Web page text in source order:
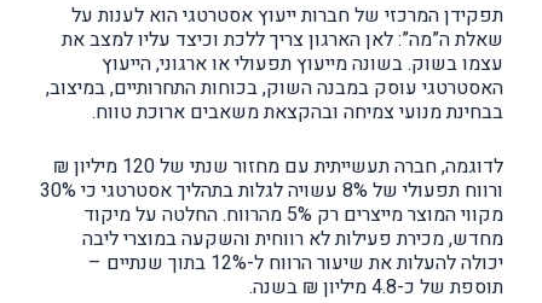
תפקידן המרכזי של חברות ייעוץ אסטרטגי הוא לענות על
שאלת ה”מה”: לאן הארגון צריך ללכת וכיצד עליו למצב את
עצמו בשוק. בשונה מייעוץ תפעולי או ארגוני, הייעוץ
האסטרטגי עוסק במבנה השוק, בכוחות התחרותיים, במיצוב,
בבחינת מנועי צמיחה ובהקצאת משאבים ארוכת טווח.
לדוגמה, חברה תעשייתית עם מחזור שנתי של 120 מיליון ₪
ורווח תפעולי של 8% עשויה לגלות בתהליך אסטרטגי כי 30%
מקווי המוצר מייצרים רק 5% מהרווח. החלטה על מיקוד
מחדש, מכירת פעילות לא רווחית והשקעה במוצרי ליבה
יכולה להעלות את שיעור הרווח ל-12% בתוך שנתיים –
תוספת של כ-4.8 מיליון ₪ בשנה.